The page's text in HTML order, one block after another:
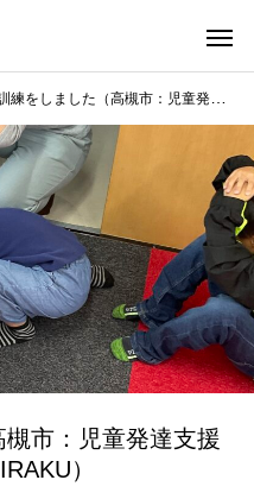
ました（高槻市：児童発達支援放課後等デイサービスHIRAKU）
市：児童発達支援
）